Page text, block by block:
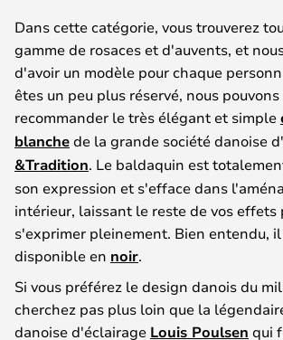
Dans cette catégorie, vous trouverez
gamme de rosaces et d'auvents, et
d'avoir un modèle pour chaque
êtes un peu plus réservé, nous pouvons
recommander le très élégant et simple
blanchede la grande société danoise
&Tradition. Le baldaquin est
son expression et s'efface dans
intérieur, laissant le reste de vos effets
s'exprimer pleinement. Bien entendu,
disponible en noir.
Si vous préférez le design danois du
cherchez pas plus loin que la
danoise d'éclairage Louis Poulsen qui